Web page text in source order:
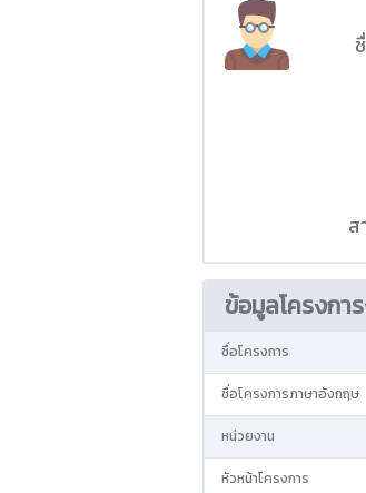
ส
ข้อมูลโครงกา
ชื่อโครงการ
ชื่อโครงการภาษาอังกฤษ
หน่วยงาน
หัวหน้าโครงการ